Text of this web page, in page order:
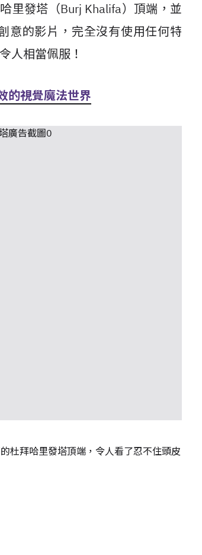
里發塔（Burj Khalifa）頂端，並
意的影片，完全沒有使用任何特
人相當佩服！
的視覺魔法世界
杜拜哈里發塔頂端，令人看了忍不住頭皮